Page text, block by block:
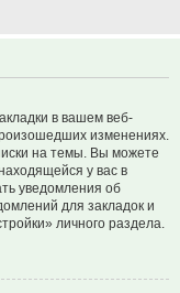
в вашем веб-
изменениях.
на темы. Вы можете
у вас в
уведомления об
для закладок и
личного раздела.